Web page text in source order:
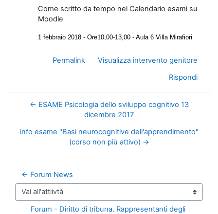
Come scritto da tempo nel Calendario esami su
Moodle
1 febbraio 2018 - Ore10,00-13,00 - Aula 6 Villa Mirafiori
Permalink
Visualizza intervento genitore
Rispondi
← ESAME Psicologia dello sviluppo cognitivo 13
dicembre 2017
info esame "Basi neurocognitive dell'apprendimento"
(corso non più attivo) →
← Forum News
Vai all'attiivtà
Forum - Diritto di tribuna. Rappresentanti degli